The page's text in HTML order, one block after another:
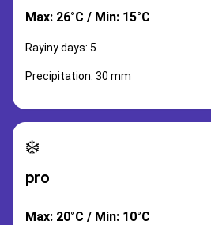
Max: 26°C / Min: 15°C
Rayiny days: 5
Precipitation: 30 mm
❄️
pro
Max: 20°C / Min: 10°C